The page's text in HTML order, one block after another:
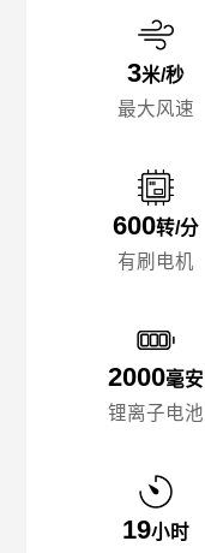
3米/秒
最大风速
600转/分
有刷电机
2000毫安
锂离子电池
19小时